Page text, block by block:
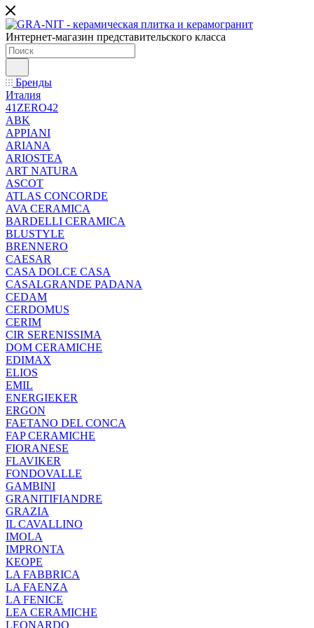
Интернет-магазин представительского класса
Бренды
Италия
41ZERO42
ABK
APPIANI
ARIANA
ARIOSTEA
ART NATURA
ASCOT
ATLAS CONCORDE
AVA CERAMICA
BARDELLI CERAMICA
BLUSTYLE
BRENNERO
CAESAR
CASA DOLCE CASA
CASALGRANDE PADANA
CEDAM
CERDOMUS
CERIM
CIR SERENISSIMA
DOM CERAMICHE
EDIMAX
ELIOS
EMIL
ENERGIEKER
ERGON
FAETANO DEL CONCA
FAP CERAMICHE
FIORANESE
FLAVIKER
FONDOVALLE
GAMBINI
GRANITIFIANDRE
GRAZIA
IL CAVALLINO
IMOLA
IMPRONTA
KEOPE
LA FABBRICA
LA FAENZA
LA FENICE
LEA CERAMICHE
LEONARDO